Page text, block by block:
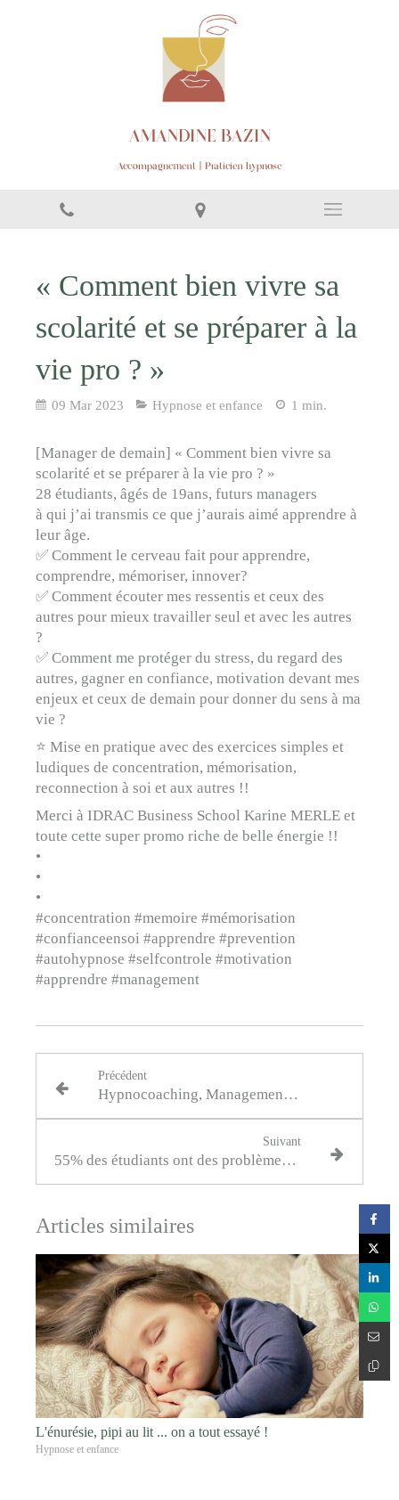
AMANDINE BAZIN
Accompagnement | Praticien hypnose
« Comment bien vivre sa
scolarité et se préparer à la
vie pro ? »
09 Mar 2023 Hypnose et enfance 1 min.
[Manager de demain] « Comment bien vivre sa
scolarité et se préparer à la vie pro ? »
28 étudiants, âgés de 19ans, futurs managers
à qui j’ai transmis ce que j’aurais aimé apprendre à
leur âge.
✅ Comment le cerveau fait pour apprendre,
comprendre, mémoriser, innover?
✅ Comment écouter mes ressentis et ceux des
autres pour mieux travailler seul et avec les autres
?
✅ Comment me protéger du stress, du regard des
autres, gagner en confiance, motivation devant mes
enjeux et ceux de demain pour donner du sens à ma
vie ?
⭐️ Mise en pratique avec des exercices simples et
ludiques de concentration, mémorisation,
reconnection à soi et aux autres !!
Merci à IDRAC Business School Karine MERLE et
toute cette super promo riche de belle énergie !!
•
•
•
#concentration #memoire #mémorisation
#confianceensoi #apprendre #prevention
#autohypnose #selfcontrole #motivation
#apprendre #management
Précédent
Hypnocoaching, Management & santé au travail
Suivant
55% des étudiants ont des problèmes de sommeil liés au stress.
Articles similaires
L'énurésie, pipi au lit ... on a tout essayé !
Hypnose et enfance